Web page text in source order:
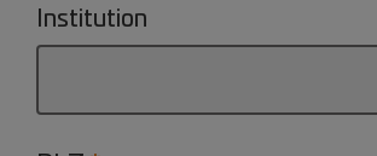
Institution